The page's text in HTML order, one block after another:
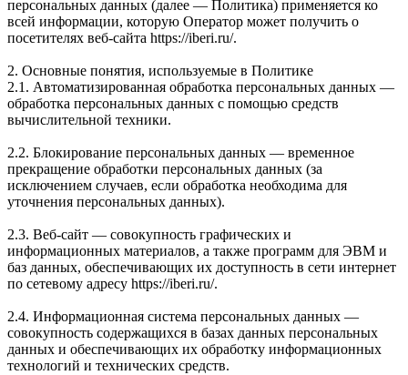
персональных данных (далее — Политика) применяется ко
всей информации, которую Оператор может получить о
посетителях веб-сайта https://iberi.ru/.
2. Основные понятия, используемые в Политике
2.1. Автоматизированная обработка персональных данных —
обработка персональных данных с помощью средств
вычислительной техники.
2.2. Блокирование персональных данных — временное
прекращение обработки персональных данных (за
исключением случаев, если обработка необходима для
уточнения персональных данных).
2.3. Веб-сайт — совокупность графических и
информационных материалов, а также программ для ЭВМ и
баз данных, обеспечивающих их доступность в сети интернет
по сетевому адресу https://iberi.ru/.
2.4. Информационная система персональных данных —
совокупность содержащихся в базах данных персональных
данных и обеспечивающих их обработку информационных
технологий и технических средств.